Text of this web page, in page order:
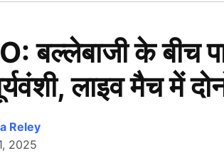
बल्लेबाजी के बीच
लाइव मैच में
Reley
2025